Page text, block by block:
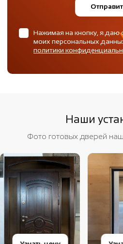
Нажимая на кнопку, я даю
моих персональных
политики
Наши
Фото готовых дверей